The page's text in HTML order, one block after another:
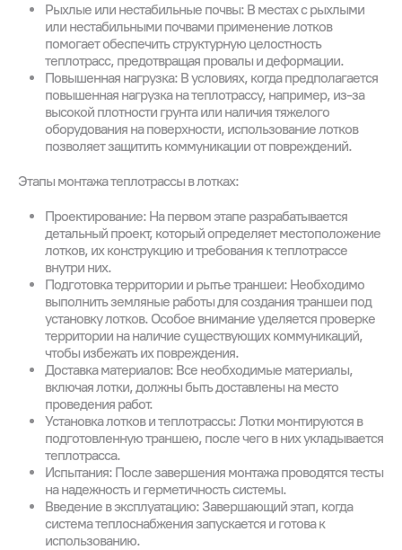
Рыхлые или нестабильные почвы: В местах с рыхлыми
или нестабильными почвами применение лотков
помогает обеспечить структурную целостность
теплотрасс, предотвращая провалы и деформации.
Повышенная нагрузка: В условиях, когда предполагается
повышенная нагрузка на теплотрассу, например, из-за
высокой плотности грунта или наличия тяжелого
оборудования на поверхности, использование лотков
позволяет защитить коммуникации от повреждений.
Этапы монтажа теплотрассы в лотках:
Проектирование: На первом этапе разрабатывается
детальный проект, который определяет местоположение
лотков, их конструкцию и требования к теплотрассе
внутри них.
Подготовка территории и рытье траншеи: Необходимо
выполнить земляные работы для создания траншеи под
установку лотков. Особое внимание уделяется проверке
территории на наличие существующих коммуникаций,
чтобы избежать их повреждения.
Доставка материалов: Все необходимые материалы,
включая лотки, должны быть доставлены на место
проведения работ.
Установка лотков и теплотрассы: Лотки монтируются в
подготовленную траншею, после чего в них укладывается
теплотрасса.
Испытания: После завершения монтажа проводятся тесты
на надежность и герметичность системы.
Введение в эксплуатацию: Завершающий этап, когда
система теплоснабжения запускается и готова к
использованию.